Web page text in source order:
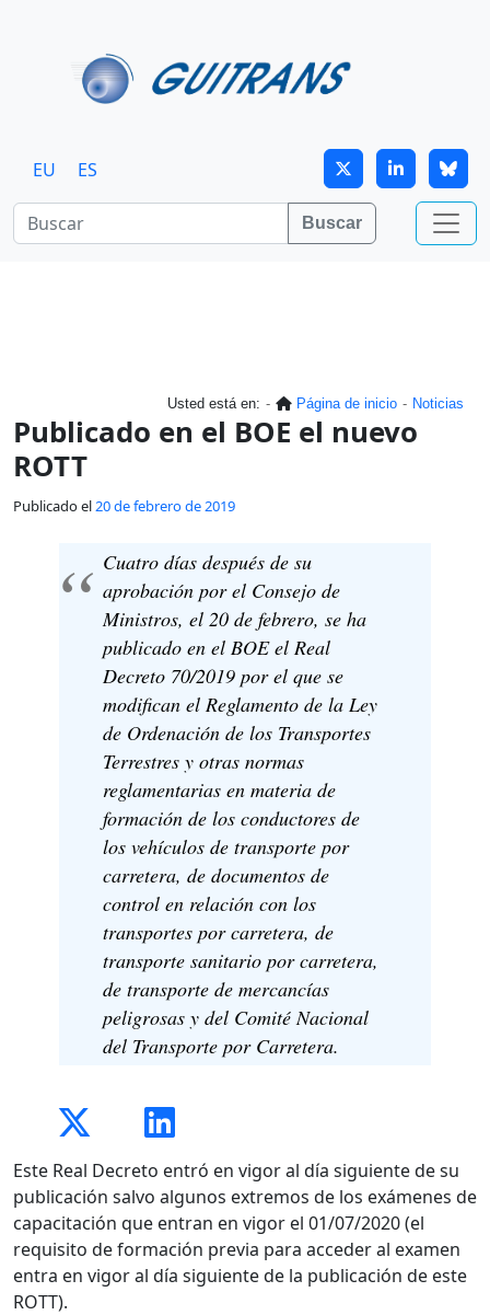
EU ES
Buscar
Usted está en: Página de inicio Noticias
Publicado en el BOE el nuevo
ROTT
Publicado el20 de febrero de 2019
Cuatro días después de su
aprobación por el Consejo de
Ministros, el 20 de febrero, se ha
publicado en el BOE el Real
Decreto 70/2019 por el que se
modifican el Reglamento de la Ley
de Ordenación de los Transportes
Terrestres y otras normas
reglamentarias en materia de
formación de los conductores de
los vehículos de transporte por
carretera, de documentos de
control en relación con los
transportes por carretera, de
transporte sanitario por carretera,
de transporte de mercancías
peligrosas y del Comité Nacional
del Transporte por Carretera.
Este Real Decreto entró en vigor al día siguiente de su
publicación salvo algunos extremos de los exámenes de
capacitación que entran en vigor el 01/07/2020 (el
requisito de formación previa para acceder al examen
entra en vigor al día siguiente de la publicación de este
ROTT).